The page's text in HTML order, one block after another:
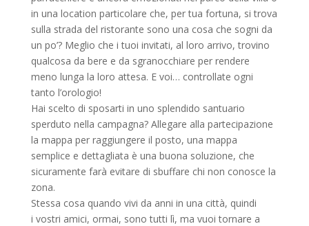
in una location particolare che, per tua fortuna, si trova
sulla strada del ristorante sono una cosa che sogni da
un po’? Meglio che i tuoi invitati, al loro arrivo, trovino
qualcosa da bere e da sgranocchiare per rendere
meno lunga la loro attesa. E voi… controllate ogni
tanto l’orologio!
Hai scelto di sposarti in uno splendido santuario
sperduto nella campagna? Allegare alla partecipazione
la mappa per raggiungere il posto, una mappa
semplice e dettagliata è una buona soluzione, che
sicuramente farà evitare di sbuffare chi non conosce la
zona.
Stessa cosa quando vivi da anni in una città, quindi
i vostri amici, ormai, sono tutti lì, ma vuoi tornare a